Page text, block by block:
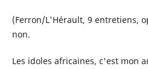
(Ferron/L'Hérault, 9 entretiens,
non.
Les idoles africaines, c'est mon